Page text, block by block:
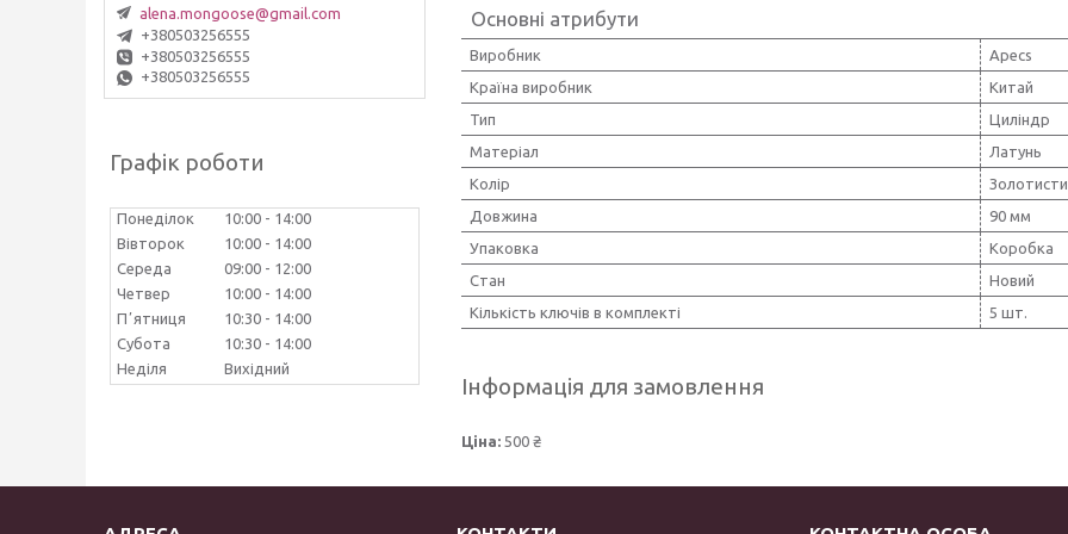
Основні атрибути
Виробник
Apecs
Країна виробник
Китай
Тип
Циліндр
Матеріал
Латунь
Колір
Довжина
90 мм
Упаковка
Коробка
Стан
Новий
Кількість ключів в комплекті
5 шт.
Інформація для замовлення
Ціна: 500 ₴
alena.mongoose@gmail.com
+380503256555
+380503256555
+380503256555
Графік роботи
Понеділок 10:00
14:00
Вівторок
10:00
14:00
Середа
09:00
12:00
Четвер
10:00
14:00
Пʼятниця
10:30
14:00
Субота
10:30
14:00
Неділя
Вихідний